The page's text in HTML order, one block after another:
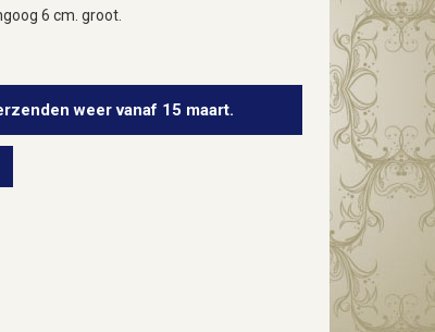
6 cm. groot.
weer vanaf 15 maart.